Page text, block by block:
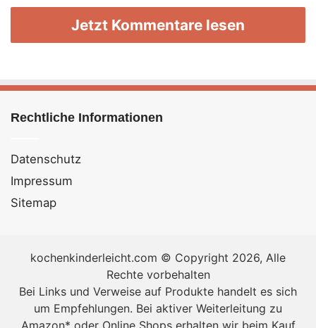
Zutaten Bananeneis mit und ohne Eismaschine
400 g reife Bananen
50 ml Milch
200 ml Sahne
Nährwerte Bananeneis selber machen
Gesamt
Kalorien (kcal)
999,1
Jetzt Kommentare lesen
Rechtliche Informationen
Datenschutz
Impressum
Sitemap
kochenkinderleicht.com © Copyright 2026, Alle
Rechte vorbehalten
Bei Links und Verweise auf Produkte handelt es sich
um Empfehlungen. Bei aktiver Weiterleitung zu
Amazon* oder Online Shops erhalten wir beim Kauf